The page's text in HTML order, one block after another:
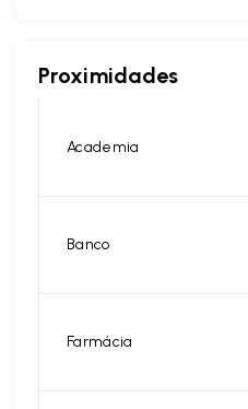
Proximidades
Academia
Banco
Farmácia